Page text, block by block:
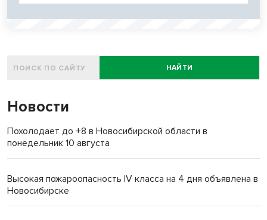
НАЙТИ
Новости
Похолодает до +8 в Новосибирской области в
понедельник 10 августа
Высокая пожароопасность IV класса на 4 дня объявлена в
Новосибирске